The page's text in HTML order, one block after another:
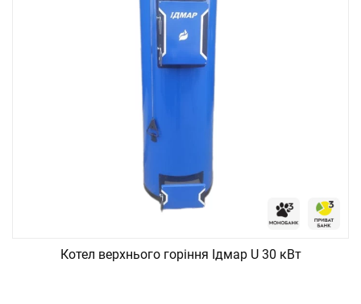
Котел верхнього горіння Ідмар U 30 кВт